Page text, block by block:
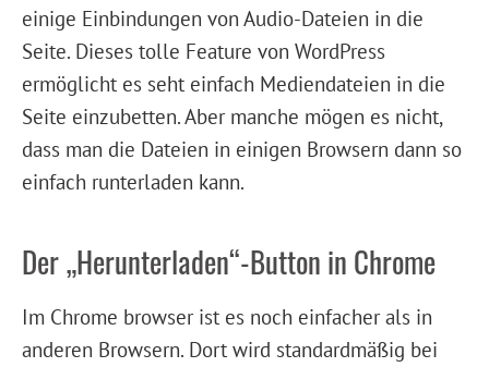
einige Einbindungen von Audio-Dateien in die
Seite. Dieses tolle Feature von WordPress
ermöglicht es seht einfach Mediendateien in die
Seite einzubetten. Aber manche mögen es nicht,
dass man die Dateien in einigen Browsern dann so
einfach runterladen kann.
Der „Herunterladen“-Button in Chrome
Im Chrome browser ist es noch einfacher als in
anderen Browsern. Dort wird standardmäßig bei